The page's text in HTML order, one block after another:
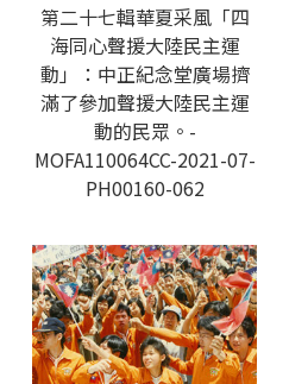
第二十七輯華夏采風「四
海同心聲援大陸民主運
動」：中正紀念堂廣場擠
滿了參加聲援大陸民主運
動的民眾。-
MOFA110064CC-2021-07-
PH00160-062